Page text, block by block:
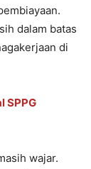
dalam batas
di
SPPG
wajar.